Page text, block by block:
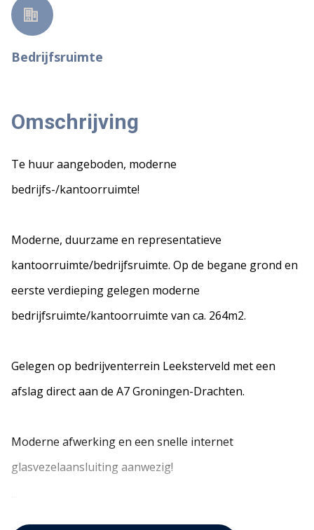
Bedrijfsruimte
Omschrijving
Te huur aangeboden, moderne
bedrijfs-/kantoorruimte!
Moderne, duurzame en representatieve
kantoorruimte/bedrijfsruimte. Op de begane grond en
eerste verdieping gelegen moderne
bedrijfsruimte/kantoorruimte van ca. 264m2.
Gelegen op bedrijventerrein Leeksterveld met een
afslag direct aan de A7 Groningen-Drachten.
Moderne afwerking en een snelle internet
glasvezelaansluiting aanwezig!